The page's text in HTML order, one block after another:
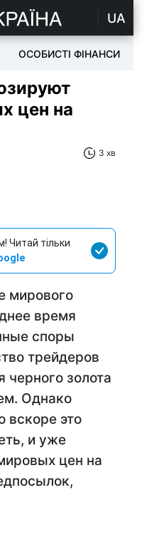
UA
ОСОБИСТІ ФІНАНСИ
цен на
3 хв
Читай тільки
мирового
время
споры
трейдеров
золота
Однако
вскоре это
и уже
цен на